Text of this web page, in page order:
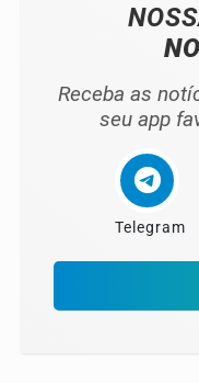
Receba as
seu app
Telegram